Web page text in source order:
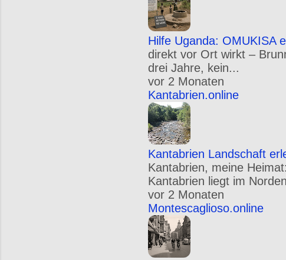
Hilfe Uganda: OMUKISA
direkt vor Ort wirkt –
drei Jahre, kein...
vor 2 Monaten
Kantabrien.online
Kantabrien Landschaft
Kantabrien, meine
Kantabrien liegt im
vor 2 Monaten
Montescaglioso.online